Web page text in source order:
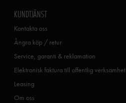
KUNDTJÄNST
Kontakta oss
Ångra köp / retur
Service, garanti & reklamation
Elektronisk faktura till offentlig verksamhet
Leasing
Om oss